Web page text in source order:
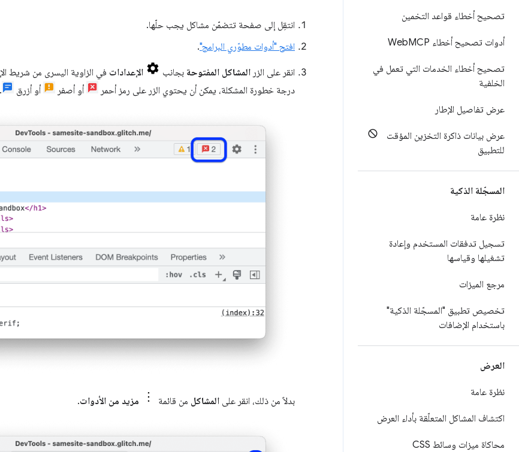
تصحيح أخطاء قواعد التخمين
أدوات تصحيح أخطاء Web MCP
تصحيح أخطاء الخدمات التي تعمل في
الخلفية
عرض تفاصيل الإطار
عرض بيانات ذاكرة التخزين المؤقت
للتطبيق
المسجّلة الذكية
نظرة عامة
تسجيل تدفقات المستخدم وإعادة
تشغيلها وقياسها
مرجع الميزات
تخصيص تطبيق "المسجّلة الذكية"
باستخدام الإضافات
العرض
نظرة عامة
اكتشاف المشاكل المتعلّقة بأداء العرض
محاكاة ميزات وسائط CSS
انتقِل إلى صفحة تتضمّن مشاكل يجب حلّها.
افتح "أدوات مطوّري البرامج".
انقر على الزر المشاكل المفتوحة بجانب الإعدادات في الزاوية اليسرى من شريط
درجة خطورة المشكلة، يمكن أن يحتوي الزر على رمز أحمر
أو أصفر أو أزرق .
بدلاً من ذلك، انقر على المشاكل من قائمة مزيد من الأدوات.